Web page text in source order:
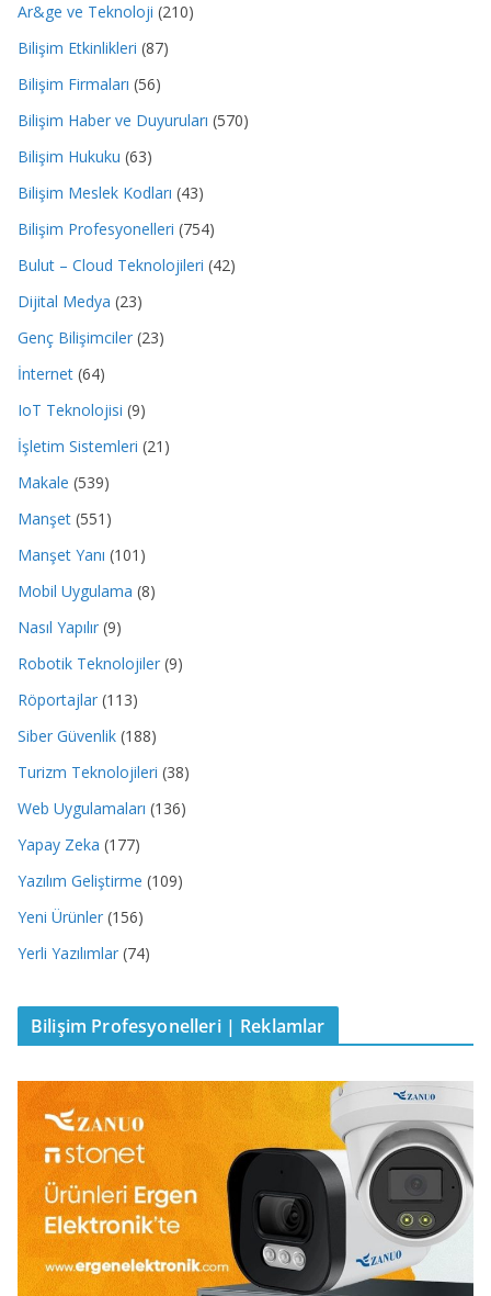
Ar&ge ve Teknoloji (210)
Bilişim Etkinlikleri (87)
Bilişim Firmaları (56)
Bilişim Haber ve Duyuruları (570)
Bilişim Hukuku (63)
Bilişim Meslek Kodları (43)
Bilişim Profesyonelleri (754)
Bulut – Cloud Teknolojileri (42)
Dijital Medya (23)
Genç Bilişimciler (23)
İnternet (64)
IoT Teknolojisi (9)
İşletim Sistemleri (21)
Makale (539)
Manşet (551)
Manşet Yanı (101)
Mobil Uygulama (8)
Nasıl Yapılır (9)
Robotik Teknolojiler (9)
Röportajlar (113)
Siber Güvenlik (188)
Turizm Teknolojileri (38)
Web Uygulamaları (136)
Yapay Zeka (177)
Yazılım Geliştirme (109)
Yeni Ürünler (156)
Yerli Yazılımlar (74)
Bilişim Profesyonelleri | Reklamlar